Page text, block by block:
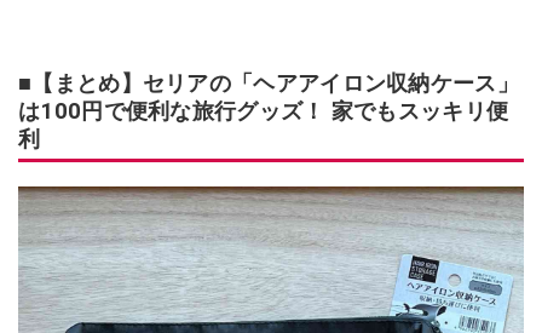
■【まとめ】セリアの「ヘアアイロン収納ケース」
は100円で便利な旅行グッズ！ 家でもスッキリ便
利